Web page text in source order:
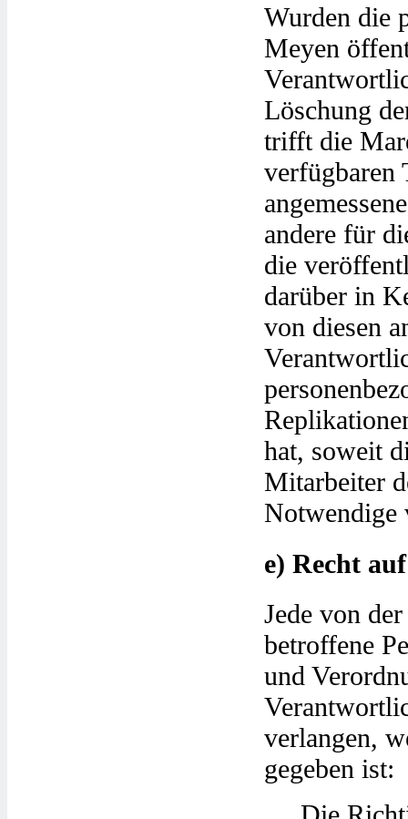
Wurden die
Meyen
Löschung
trifft die
verfügbaren
andere für
die
darüber in
von diesen
hat, soweit
Mitarbeiter
Notwendige
e) Recht
Jede von
betroffene
und
verlangen,
gegeben ist: